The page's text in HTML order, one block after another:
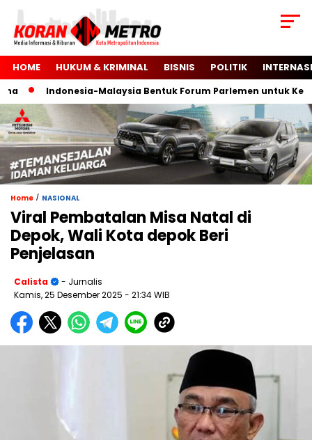
HOME HUKUM & KRIMINAL BISNIS POLITIK
Indonesia-Malaysia Bentuk Forum Parlemen untuk
Home / NASIONAL
Viral Pembatalan Misa Natal di
Depok, Wali Kota depok Beri
Penjelasan
Calista
- Jurnalis
Kamis, 25 Desember 2025 - 21:34 WIB